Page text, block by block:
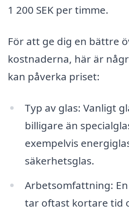
1 200 SEK per timme.
För att ge dig en bättre
kostnaderna, här är
kan påverka priset:
Typ av glas: Vanligt
billigare än
exempelvis
säkerhetsglas.
Arbetsomfattning:
tar oftast kortare tid